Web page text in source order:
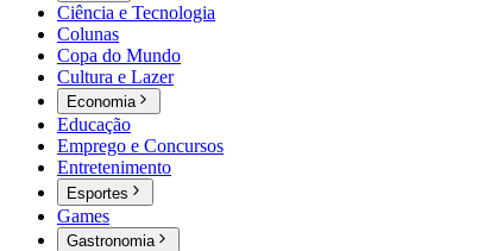
Ciência e Tecnologia
Colunas
Copa do Mundo
Cultura e Lazer
Economia
Educação
Emprego e Concursos
Entretenimento
Esportes
Games
Gastronomia